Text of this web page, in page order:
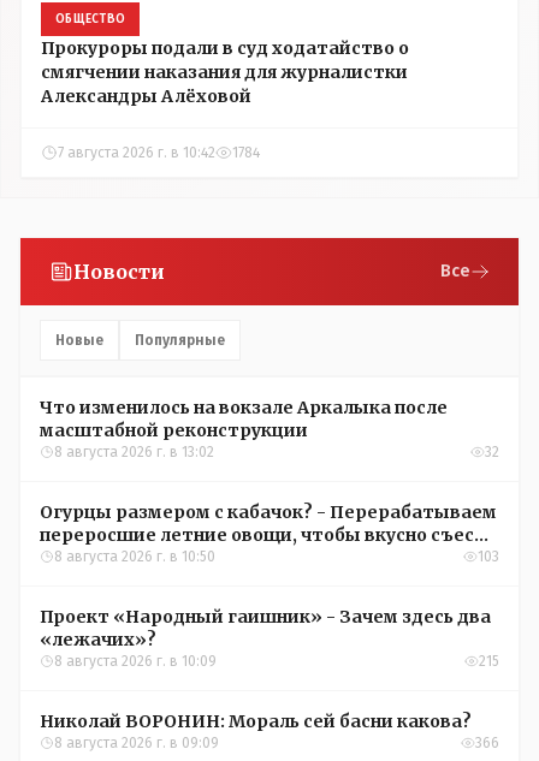
ОБЩЕСТВО
Прокуроры подали в суд ходатайство о
смягчении наказания для журналистки
Александры Алёховой
7 августа 2026 г. в 10:42 1784
Новости Все
Новые Популярные
Что изменилось на вокзале Аркалыка после
масштабной реконструкции
8 августа 2026 г. в 13:02 32
Огурцы размером с кабачок? - Перерабатываем
переросшие летние овощи, чтобы вкусно съесть
зимой
8 августа 2026 г. в 10:50 103
Проект «Народный гаишник» - Зачем здесь два
«лежачих»?
8 августа 2026 г. в 10:09 215
Николай ВОРОНИН: Мораль сей басни какова?
8 августа 2026 г. в 09:09 366